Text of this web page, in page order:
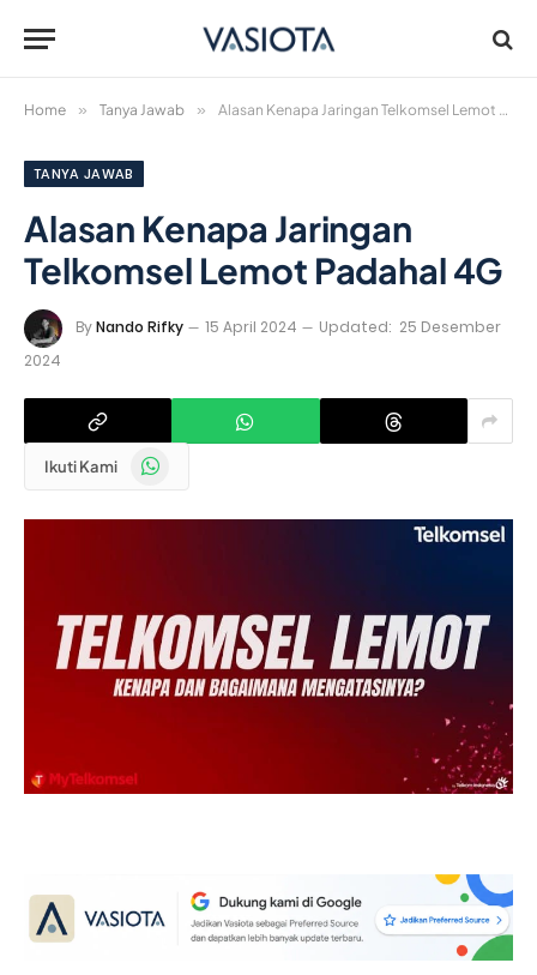
Home » Tanya Jawab » Alasan Kenapa Jaringan Telkomsel Lemot Padahal 4G
TANYA JAWAB
Alasan Kenapa Jaringan
Telkomsel Lemot Padahal 4G
ByNando Rifky 15 April 2024 Updated: 25 Desember
2024
Ikuti Kami WhatsApp